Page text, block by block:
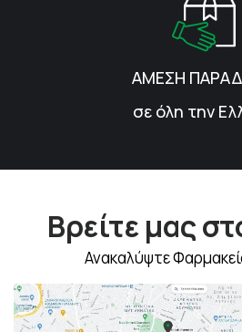
ΑΜΕΣΗ
σε όλη την
Βρείτε μας
Ανακαλύψτε